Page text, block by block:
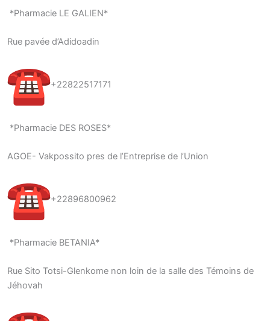
*Pharmacie LE GALIEN*
Rue pavée d’Adidoadin
+22822517171
*Pharmacie DES ROSES*
AGOE- Vakpossito pres de l’Entreprise de l’Union
+22896800962
*Pharmacie BETANIA*
Rue Sito Totsi-Glenkome non loin de la salle des Témoins de
Jéhovah